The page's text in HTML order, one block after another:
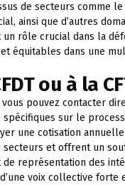
de secteurs comme le
ainsi que d’autres
un rôle crucial dans la
équitables dans une
ou à la
vous pouvez contacter
sur le
une cotisation
et offrent un
représentation des
voix collective forte